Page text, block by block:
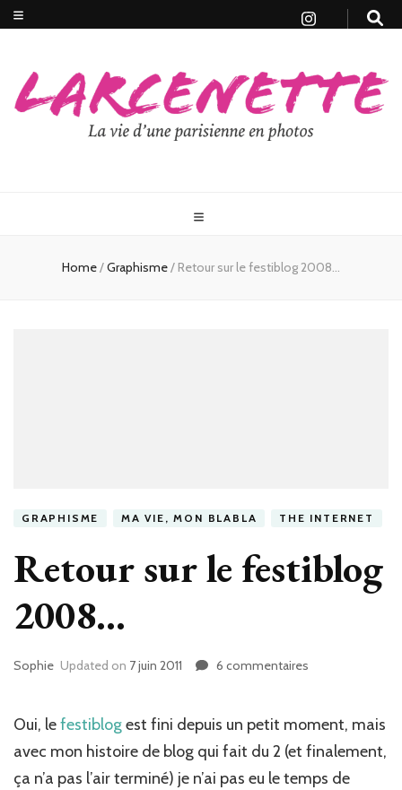
Home/Graphisme/ Retour sur le festiblog 2008…
GRAPHISME MA VIE, MON BLABLA THE INTERNET
Retour sur le festiblog
2008…
Sophie Updated on 7 juin 2011 6 commentaires
le
festiblog
2008…
Oui, lefestiblogest fini depuis un petit moment, mais
avec mon histoire de blog qui fait du 2 (et finalement,
ça n’a pas l’air terminé) je n’ai pas eu le temps de